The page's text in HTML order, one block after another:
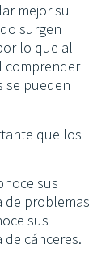
mejor su
surgen
lo que al
comprender
se pueden
que los
sus
de problemas
sus
cánceres.